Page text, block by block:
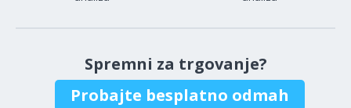
Spremni za trgovanje?
Probajte besplatno odmah